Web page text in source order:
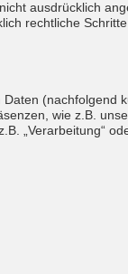
ausdrücklich
rechtliche
(nachfolgend
wie z.B.
„Verarbeitung“